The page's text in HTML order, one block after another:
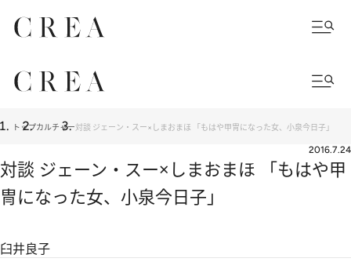
トップカルチャー対談 ジェーン・スー×しまおまほ 「もはや甲冑になった女、小泉今日子」
2016.7.24
対談 ジェーン・スー×しまおまほ 「もはや甲
冑になった女、小泉今日子」
臼井良子